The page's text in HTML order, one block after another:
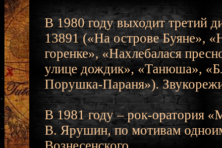
В 1980 году выходит третий
13891 («На острове Буяне»,
горенке», «Нахлебалася
улице дождик», «Танюша»,
Порушка-Параня»).
В 1981 году – рок-оратория
В. Ярушин, по мотивам